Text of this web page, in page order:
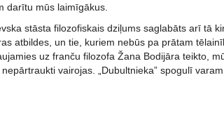
darītu mūs laimīgākus.
stāsta filozofiskais dziļums saglabāts arī tā
atbildes, un tie, kuriem nebūs pa prātam
uz franču filozofa Žana Bodijāra teikto,
vairojas. „Dubultnieka” spogulī